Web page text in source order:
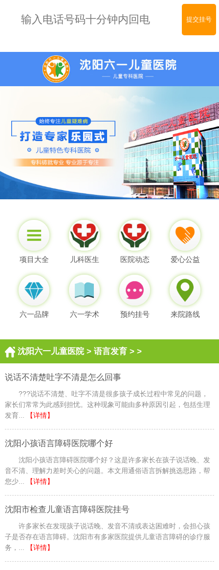
项目大全 儿科医生 医院动态 爱心公益
六一品牌 六一学术 预约挂号 来院路线
沈阳六一儿童医院> 语言发育 > >
说话不清楚吐字不清是怎么回事
???说话不清楚、吐字不清是很多孩子成长过程中常见的问题，
家长们常常为此感到担忧。这种现象可能由多种原因引起，包括生理
发育...
【详情】
沈阳小孩语言障碍医院哪个好
沈阳小孩语言障碍医院哪个好？这是许多家长在孩子说话晚、发
音不清、理解力差时关心的问题。本文用通俗语言拆解挑选思路，帮
您少...
【详情】
沈阳市检查儿童语言障碍医院挂号
许多家长在发现孩子说话晚、发音不清或表达困难时，会担心孩
子是否存在语言障碍。沈阳市有多家医院提供儿童语言障碍的诊疗服
务，...
【详情】